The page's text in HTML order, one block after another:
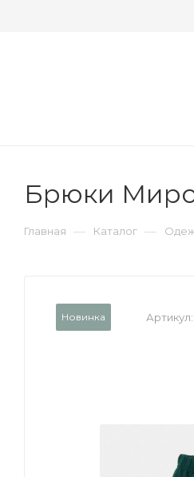
Брюки
Главная — Каталог —
Новинка Артикул: